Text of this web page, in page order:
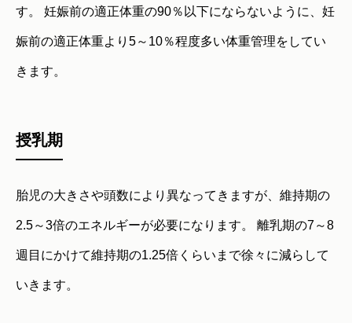
す。 妊娠前の適正体重の90％以下にならないように、妊
娠前の適正体重より5～10％程度多い体重管理をしてい
きます。
授乳期
胎児の大きさや頭数により異なってきますが、維持期の
2.5～3倍のエネルギーが必要になります。 離乳期の7～8
週目にかけて維持期の1.25倍くらいまで徐々に減らして
いきます。